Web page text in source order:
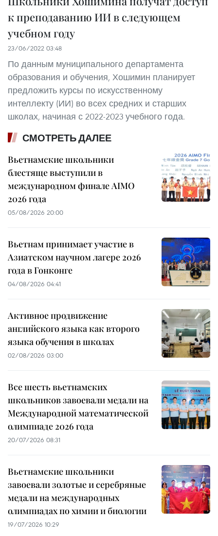
к преподаванию ИИ в следующем
учебном году
23/06/2022 03:48
По данным муниципального департамента
образования и обучения, Хошимин планирует
предложить курсы по искусственному
интеллекту (ИИ) во всех средних и старших
школах, начиная с 2022-2023 учебного года.
СМОТРЕТЬ ДАЛЕЕ
Вьетнамские школьники
блестяще выступили в
международном финале AIMO
2026 года
05/08/2026 20:00
Вьетнам принимает участие в
Азиатском научном лагере 2026
года в Гонконге
04/08/2026 04:41
Активное продвижение
английского языка как второго
языка обучения в школах
02/08/2026 03:00
Все шесть вьетнамских
школьников завоевали медали на
Международной математической
олимпиаде 2026 года
20/07/2026 08:31
Вьетнамские школьники
завоевали золотые и серебряные
медали на международных
олимпиадах по химии и биологии
19/07/2026 10:29